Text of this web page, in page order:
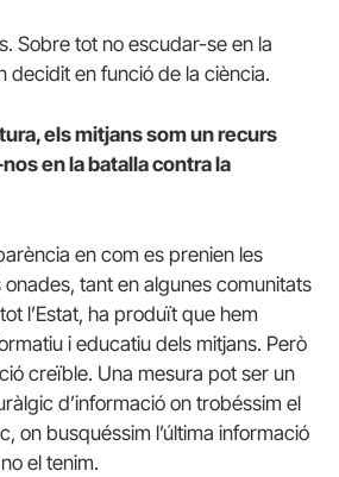
Sobre tot no escudar-se en la
decidit en funció de la ciència.
els mitjans som un recurs
en la batalla contra la
en com es prenien les
tant en algunes comunitats
l’Estat, ha produït que hem
i educatiu dels mitjans. Però
creïble. Una mesura pot ser un
d’informació on trobéssim el
on busquéssim l’última informació
el tenim.